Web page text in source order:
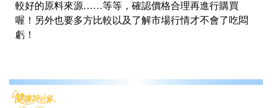
較好的原料來源……等等，確認價格合理再進行購買
喔！另外也要多方比較以及了解市場行情才不會了吃悶
虧！